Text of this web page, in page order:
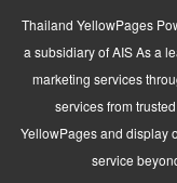
Thailand YellowPages
a subsidiary of AIS As a
marketing services
services from
YellowPages and display
service